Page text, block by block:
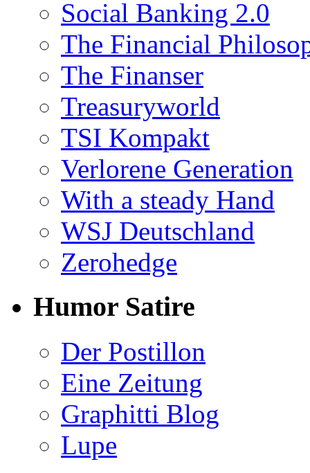
Social Banking 2.0
The Financial
The Finanser
Treasuryworld
TSI Kompakt
Verlorene Generation
With a steady Hand
WSJ Deutschland
Zerohedge
Humor Satire
Der Postillon
Eine Zeitung
Graphitti Blog
Lupe